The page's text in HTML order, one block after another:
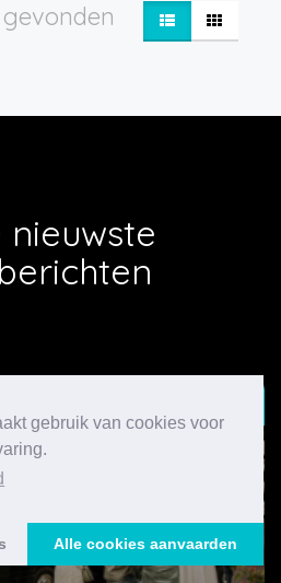
gebruik van cookies voor
Alle cookies aanvaarden
nieuwste